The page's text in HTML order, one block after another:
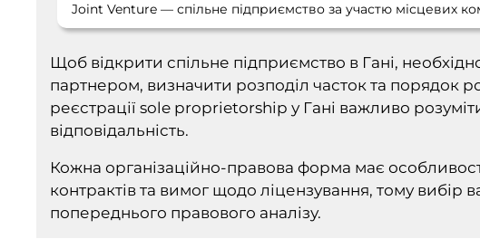
Joint Venture — спільне підприємство за участю місцевих
Щоб відкрити спільне підприємство в Гані,
партнером, визначити розподіл часток та порядок
реєстрації sole proprietorship у Гані важливо
відповідальність.
Кожна організаційно-правова форма має
контрактів та вимог щодо ліцензування, тому вибір
попереднього правового аналізу.